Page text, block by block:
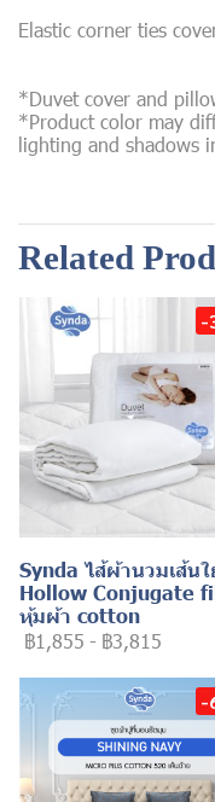
Elastic corner ties
*Duvet cover and
*Product color may
lighting and shadows
Related
-
Synda ไส้ผ้านวมเส้นใ
Hollow Conjugate
หุ้มผ้า cotton
฿1,855 - ฿3,815
-